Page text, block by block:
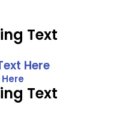
Text
Here
Text